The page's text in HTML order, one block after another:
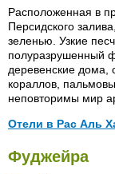
Grand Hayatt 5*
Gulf Inn 3*
Hatta Fort Hotel 4*
Hayatt Regency 5*
Hilton Dubai Creek
Hilton Dubai
Howard Johnson 3*
Расположенная в
Персидского
зеленью. Узкие
полуразрушенный
деревенские дома,
кораллов,
неповторимы мир
Отели в Рас Аль
Al Hamra Fort 5*
Фуджейра